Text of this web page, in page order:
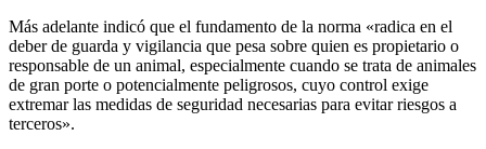
Más adelante indicó que el fundamento de la norma «radica en el
deber de guarda y vigilancia que pesa sobre quien es propietario o
responsable de un animal, especialmente cuando se trata de animales
de gran porte o potencialmente peligrosos, cuyo control exige
extremar las medidas de seguridad necesarias para evitar riesgos a
terceros».